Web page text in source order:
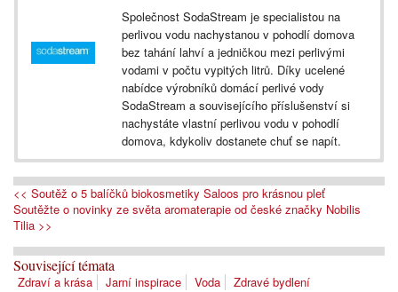
Společnost SodaStream je specialistou na
perlivou vodu nachystanou v pohodlí domova
bez tahání lahví a jedničkou mezi perlivými
vodami v počtu vypitých litrů. Díky ucelené
nabídce výrobníků domácí perlivé vody
SodaStream a souvisejícího příslušenství si
nachystáte vlastní perlivou vodu v pohodlí
domova, kdykoliv dostanete chuť se napít.
<< Soutěž o 5 balíčků biokosmetiky Saloos pro krásnou pleť
Soutěžte o novinky ze světa aromaterapie od české značky Nobilis
Tilia >>
Související témata
Zdraví a krása Jarní inspirace Voda Zdravé bydlení